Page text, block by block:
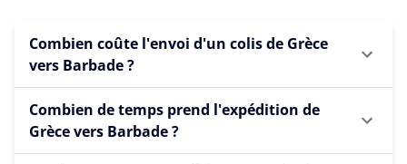
Combien coûte l'envoi d'un colis de Grèce
vers Barbade ?
Combien de temps prend l'expédition de
Grèce vers Barbade ?